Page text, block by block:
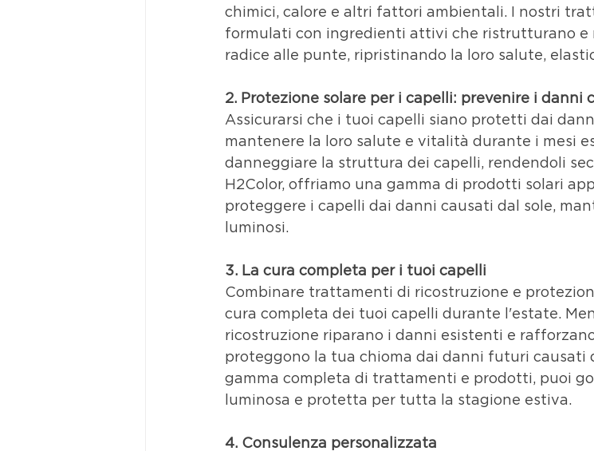
chimici, calore e altri fattori ambientali. I nostri
formulati con ingredienti attivi che ristrutturano e
radice alle punte, ripristinando la loro salute,
2. Protezione solare per i capelli: prevenire i danni
Assicurarsi che i tuoi capelli siano protetti dai
mantenere la loro salute e vitalità durante i mesi
danneggiare la struttura dei capelli, rendendoli
H2Color, offriamo una gamma di prodotti solari
proteggere i capelli dai danni causati dal sole,
luminosi.
3. La cura completa per i tuoi capelli
Combinare trattamenti di ricostruzione e
cura completa dei tuoi capelli durante l'estate.
ricostruzione riparano i danni esistenti e
proteggono la tua chioma dai danni futuri causati
gamma completa di trattamenti e prodotti, puoi
luminosa e protetta per tutta la stagione estiva.
4. Consulenza personalizzata